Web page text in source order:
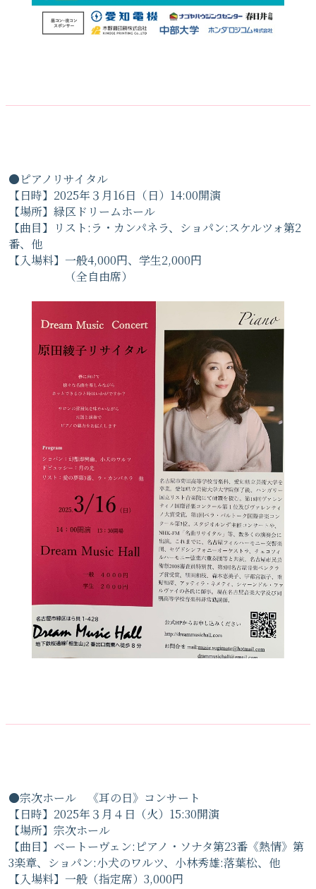
●ピアノリサイタル
【日時】2025年３月16日（日）14:00開演
【場所】緑区ドリームホール
【曲目】リスト:ラ・カンパネラ、ショパン:スケルツォ第2
番、他
【入場料】一般4,000円、学生2,000円
（全自由席）
●宗次ホール 《耳の日》コンサート
【日時】2025年３月４日（火）15:30開演
【場所】宗次ホール
【曲目】ベートーヴェン:ピアノ・ソナタ第23番《熱情》第
3楽章、ショパン:小犬のワルツ、小林秀雄:落葉松、他
【入場料】一般（指定席）3,000円